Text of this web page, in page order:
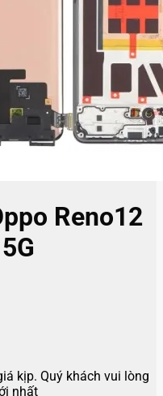
Reno12
kịp. Quý khách vui lòng
nhất